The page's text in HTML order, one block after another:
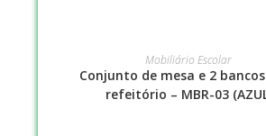
LEIA MAIS
Mobiliário Escolar
Conjunto de mesa e 2
refeitório – MBR-03